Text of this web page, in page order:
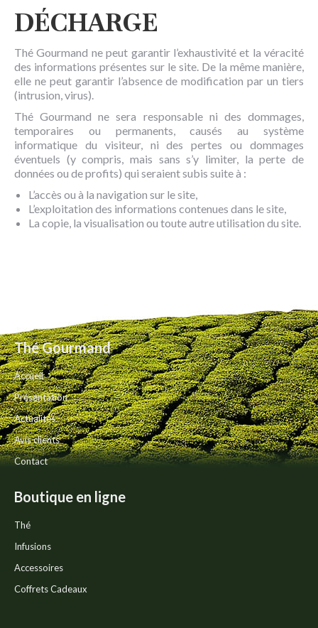
DÉCHARGE
Thé Gourmand ne peut garantir l’exhaustivité et la véracité
des informations présentes sur le site. De la même manière,
elle ne peut garantir l’absence de modification par un tiers
(intrusion, virus).
Thé Gourmand ne sera responsable ni des dommages,
temporaires ou permanents, causés au système
informatique du visiteur, ni des pertes ou dommages
éventuels (y compris, mais sans s’y limiter, la perte de
données ou de profits) qui seraient subis suite à :
L’accès ou à la navigation sur le site,
L’exploitation des informations contenues dans le site,
La copie, la visualisation ou toute autre utilisation du site.
Thé Gourmand
Accueil
Présentation
Actualités
Avis clients
Contact
Boutique en ligne
Thé
Infusions
Accessoires
Coffrets Cadeaux